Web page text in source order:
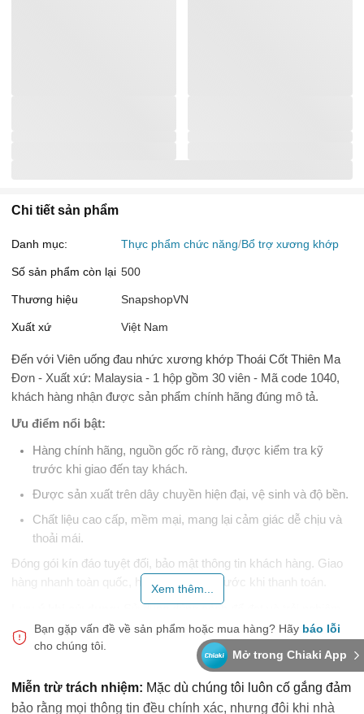
Mở trong Chiaki App
Chi tiết sản phẩm
Danh mục: Thực phẩm chức năng Bổ trợ xương khớp
Số sản phẩm còn lại 500
Thương hiệu SnapshopVN
Xuất xứ Việt Nam
Đến với Viên uống đau nhức xương khớp Thoái Cốt Thiên Ma
Đơn - Xuất xứ: Malaysia - 1 hộp gồm 30 viên - Mã code 1040,
khách hàng nhận được sản phẩm chính hãng đúng mô tả.
Ưu điểm nổi bật:
Hàng chính hãng, nguồn gốc rõ ràng, được kiểm tra kỹ
trước khi giao đến tay khách.
Được sản xuất trên dây chuyền hiện đại, vệ sinh và độ bền.
Chất liệu cao cấp, mềm mại, mang lại cảm giác dễ chịu và
thoải mái.
Đóng gói kín đáo tuyệt đối, bảo mật thông tin khách hàng. Giao
hàng nhanh toàn quốc, hỗ trợ kiểm tra trước khi thanh toán.
Kiểm tra hạn sử dụng và tình trạng bao bì trước khi dùng.
Snap Shop đồng hành cùng sức khỏe và trải nghiệm của bạn.
Thực phẩm này không phải là thuốc, không có tác dụng thay
thế thuốc chữa bệnh.
Xem thêm...
Bạn gặp vấn đề về sản phẩm hoặc mua hàng? Hãy báo lỗi
cho chúng tôi.
Miễn trừ trách nhiệm: Mặc dù chúng tôi luôn cố gắng đảm
bảo rằng mọi thông tin đều chính xác, nhưng đôi khi nhà